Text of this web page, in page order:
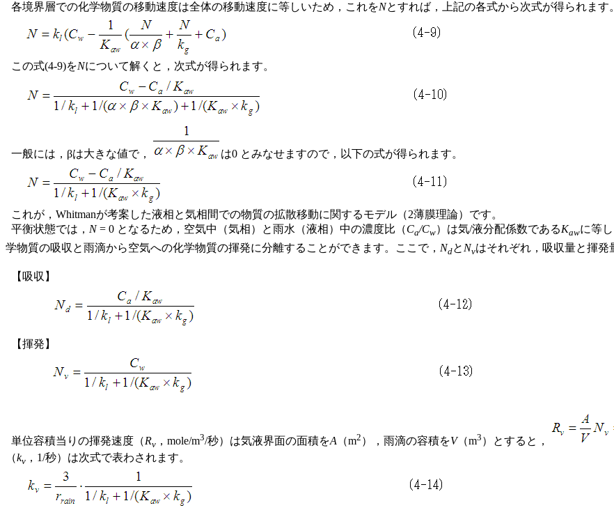
各境界層での化学物質の移動速度は全体の移動速度に等しいため，これをNとすれば，上記の各式から次式が得られます。
この式(4-9)をNについて解くと，次式が得られます。
一般には，βは大きな値で， は0 とみなせますので，以下の式が得られます。
これが，Whitmanが考案した液相と気相間での物質の拡散移動に関するモデル（2薄膜理論）です。
平衡状態では， N= 0 となるため，空気中（気相）と雨水（液相）中の濃度比（Ca/Cw）は気/液分配係数であるKawに等
学物質の吸収と雨滴から空気への化学物質の揮発に分離することができます。ここで， Ndと Nvはそれぞれ，吸収量と揮発
【吸収】
【揮発】
単位容積当りの揮発速度（Rv ，mole/m3/秒）は気液界面の面積をA （m2 ），雨滴の容積をV（m3 ）とすると，
（kv ，1/秒）は次式で表わされます。